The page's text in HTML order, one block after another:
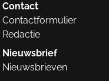
Contact
Contactformulier
Redactie
Nieuwsbrief
Nieuwsbrieven